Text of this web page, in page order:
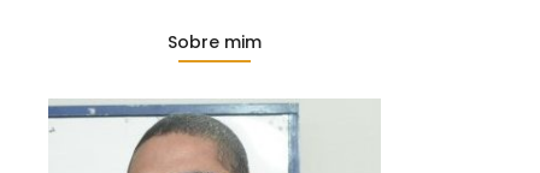
Sobre mim